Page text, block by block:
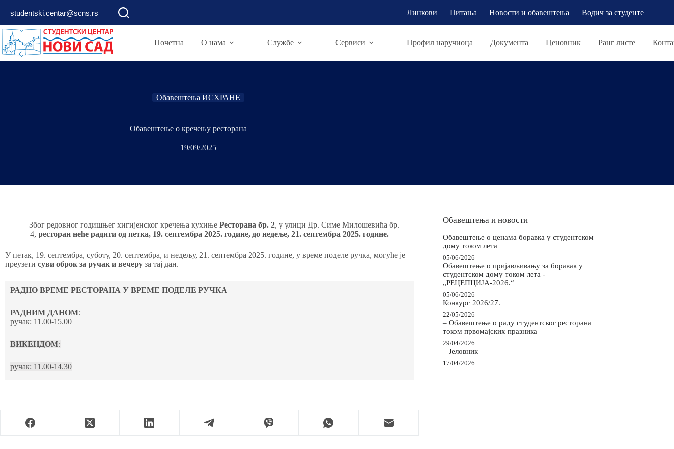
studentski.centar@scns.rs Линкови Питања Новости и обавештења Водич за студенте
Почетна О нама Службе Сервиси Профил наручиоца Документа Ценовник Ранг листе
Обавештења ИСХРАНЕ
Обавештење о кречењу ресторана
19/09/2025
–Због редовног годишњег хигијенског кречења кухињеРесторана бр. 2, у улици Др. Симе Милошевића бр.
4, ресторан неће радити од петка, 19. септембра 2025. године, до недеље, 21. септембра 2025. године.
У петак, 19. септембра, суботу, 20. септембра, и недељу, 21. септембра 2025. године, у време поделе ручка, могуће је
преузети суви оброк за ручак и вечеру за тај дан.
РАДНО ВРЕМЕ РЕСТОРАНА У ВРЕМЕ ПОДЕЛЕ РУЧКА
РАДНИМ ДАНОМ:
ручак: 11.00-15.00
ВИКЕНДОМ:
ручак: 11.00-14.30
Обавештења и новости
Обавештење о ценама боравка у студентском
дому током лета
05/06/2026
Обавештење о пријављивању за боравак у
студентском дому током лета -
„РЕЦЕПЦИЈА-2026.“
05/06/2026
Конкурс 2026/27.
22/05/2026
– Обавештење о раду студентског ресторана
током првомајских празника
29/04/2026
– Јеловник
17/04/2026